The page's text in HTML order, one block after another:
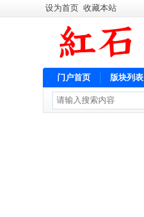
设为首页 收藏本站
门户首页 版块列表
便民服务